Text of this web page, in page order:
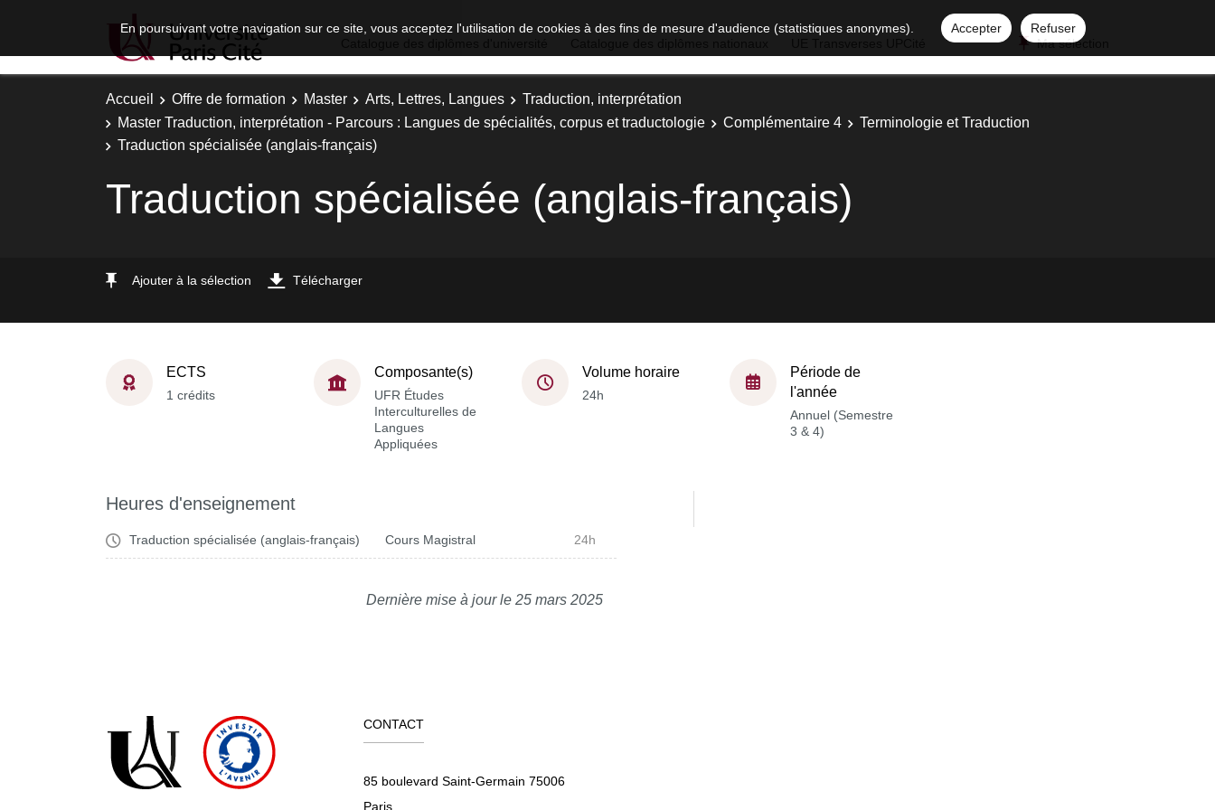
En poursuivant votre navigation sur ce site, vous acceptez l'utilisation de cookies à des fins de mesure d'audience (statistiques anonymes). Accepter
Refuser
Ma sélection
Accueil Offre de formation Master Arts, Lettres, Langues
Traduction, interprétation
Master Traduction, interprétation - Parcours : Langues de spécialités, corpus et traductologie
Complémentaire 4
Terminologie et Traduction
Traduction spécialisée (anglais-français)
Traduction spécialisée (anglais-français)
Ajouter à la sélection Télécharger
ECTS
1 crédits
Composante(s)
UFR Études
Interculturelles de
Langues
Appliquées
Volume horaire
24h
Période de
l'année
Annuel (Semestre
3 & 4)
Heures d'enseignement
Traduction spécialisée (anglais-français) Cours Magistral 24h
Dernière mise à jour le 25 mars 2025
CONTACT
85 boulevard Saint-Germain 75006
Paris